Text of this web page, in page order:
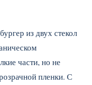
из двух стекол
части, но не
пленки. С